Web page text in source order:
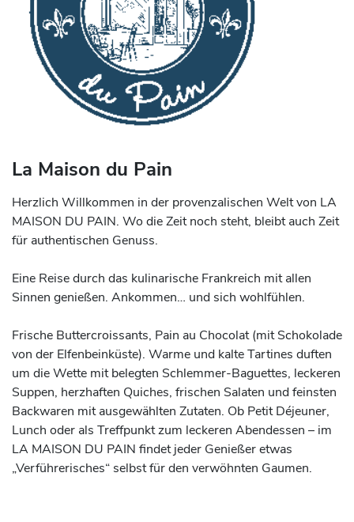
La Maison du Pain
Herzlich Willkommen in der provenzalischen Welt von LA
MAISON DU PAIN. Wo die Zeit noch steht, bleibt auch Zeit
für authentischen Genuss.
Eine Reise durch das kulinarische Frankreich mit allen
Sinnen genießen. Ankommen… und sich wohlfühlen.
Frische Buttercroissants, Pain au Chocolat (mit Schokolade
von der Elfenbeinküste). Warme und kalte Tartines duften
um die Wette mit belegten Schlemmer-Baguettes, leckeren
Suppen, herzhaften Quiches, frischen Salaten und feinsten
Backwaren mit ausgewählten Zutaten. Ob Petit Déjeuner,
Lunch oder als Treffpunkt zum leckeren Abendessen – im
LA MAISON DU PAIN findet jeder Genießer etwas
„Verführerisches“ selbst für den verwöhnten Gaumen.